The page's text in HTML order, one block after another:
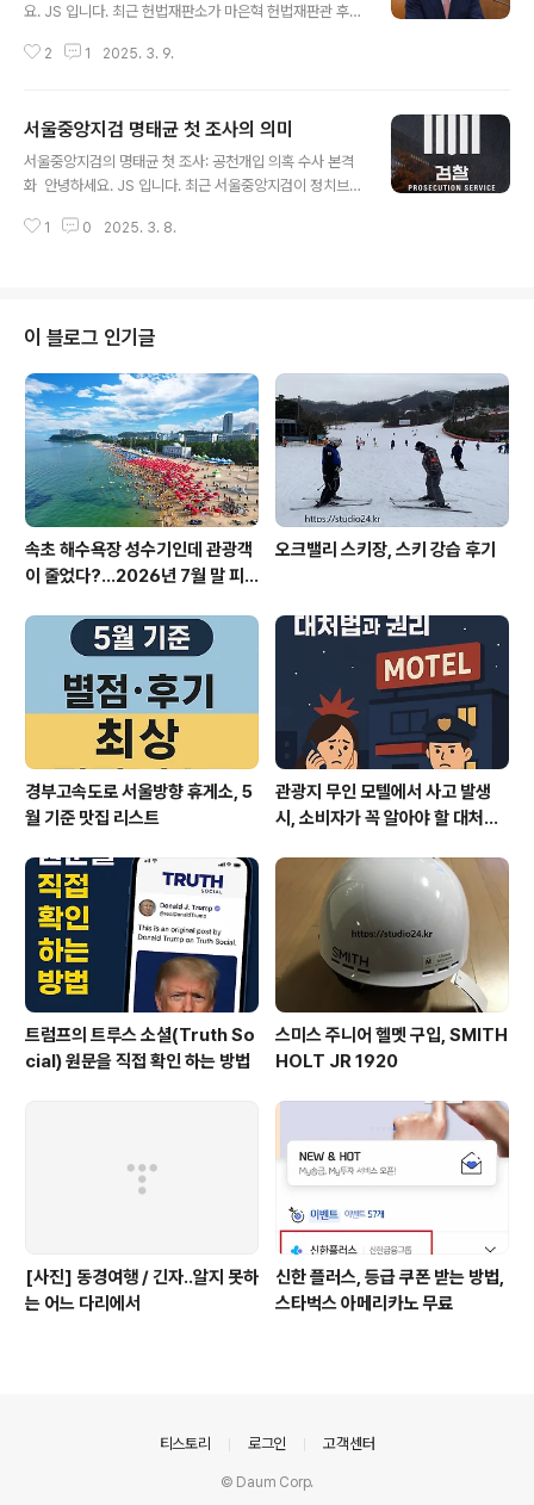
요. JS 입니다. 최근 헌법재판소가 마은혁 헌법재판관 후보
한국의 헌정 질서와 삼권분립 원칙에 큰 영향을 미칠 수 있
이 사안이 가지는 의미에 대해 자세히 살펴보겠습니다. 헌
재의 결정 내용헌법재판소는 2025년 2월 27일, 최상목
대통령 권한대행 부총리가 마은혁 헌법재판관 후보자를 임
결정했습니다. 헌재는 다음과 같은 핵심적인 판단을 내렸
2 1 2025. 3. 9.
서울중앙지검 명태균 첫 조사의 의미
서울중앙지검의 명태균 첫 조사: 공천개입 의혹 수사 본격
화 안녕하세요. JS 입니다. 최근 서울중앙지검이 정치브로
부부의 공천개입 의혹 수사가 본격화되고 있습니다. 이번
앙지검 명태균 의혹 전담수사팀은 2025년 2월 27일 오
전 10시부터 창원을 방문하여 명태균 씨에 대한 첫 조사를
시작했습니다. 이번 조사는 창원지검으로부터 관련 사건을
넘겨받은 지 열흘 만에 이루어진 것입니다.주요 조사 내용
은 다음과 같습니다.윤석열 대통령 부부의 2022년 국회의
원 보궐선거 공천 개입 의혹오세훈 서..
1 0 2025. 3. 8.
이 블로그 인기글
속초 해수욕장 성수기인데 관광객
이 줄었다?…2026년 7월 말 피
오크밸리 스키장, 스키 강습 후기
경부고속도로 서울방향 휴게소, 5
월 기준 맛집 리스트
관광지 무인 모텔에서 사고 발생
시, 소비자가 꼭 알아야 할 대처법
트럼프의 트루스 소셜(Truth So
cial) 원문을 직접 확인 하는 방법
스미스 주니어 헬멧 구입, SMITH
HOLT JR 1920
[사진] 동경여행 / 긴자..알지 못하
는 어느 다리에서
신한 플러스, 등급 쿠폰 받는 방법,
스타벅스 아메리카노 무료
티스토리 로그인 고객센터
© Daum Corp.